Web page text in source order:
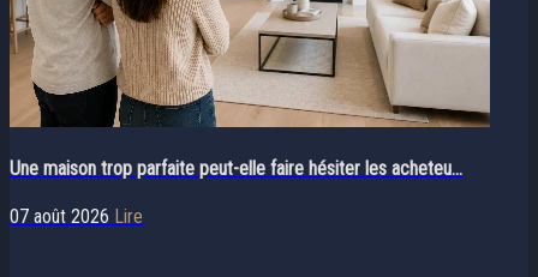
Une maison trop parfaite peut-elle faire hésiter les acheteu...
07 août 2026 Lire